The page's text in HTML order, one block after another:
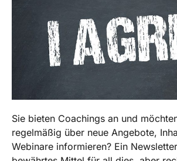
Sie bieten Coachings an und
regelmäßig über neue Angebote,
Webinare informieren? Ein